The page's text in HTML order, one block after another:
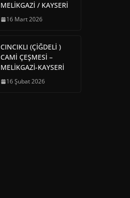
MELİKGAZİ / KAYSERİ
16 Mart 2026
CINCIKLI (ÇİĞDELİ )
CAMİ ÇEŞMESİ –
MELİKGAZİ-KAYSERİ
16 Şubat 2026